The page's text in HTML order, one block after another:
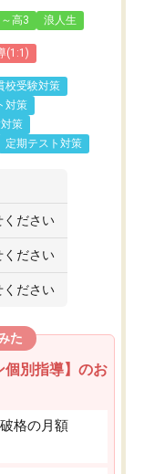
高3 浪人生
(1:1)
校受験対策
対策
策
定期テスト対策
ください
ください
ください
た
個別指導】のお
格の月額